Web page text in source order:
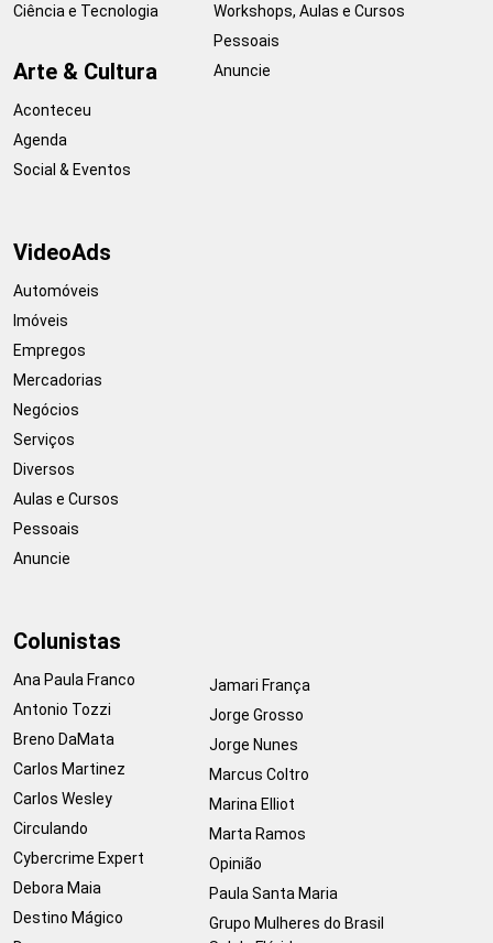
Ciência e Tecnologia
Arte & Cultura
Aconteceu
Agenda
Social & Eventos
Workshops, Aulas e Cursos
Pessoais
Anuncie
VideoAds
Automóveis
Imóveis
Empregos
Mercadorias
Negócios
Serviços
Diversos
Aulas e Cursos
Pessoais
Anuncie
Colunistas
Ana Paula Franco
Antonio Tozzi
Breno DaMata
Carlos Martinez
Carlos Wesley
Circulando
Cybercrime Expert
Debora Maia
Destino Mágico
Jamari França
Jorge Grosso
Jorge Nunes
Marcus Coltro
Marina Elliot
Marta Ramos
Opinião
Paula Santa Maria
Grupo Mulheres do Brasil